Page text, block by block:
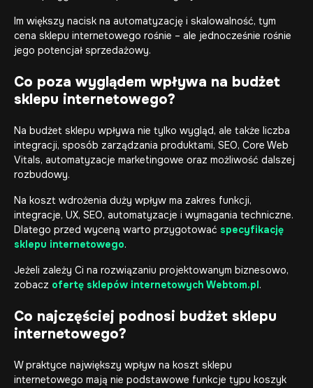
Im większy nacisk na automatyzację i skalowalność, tym
cena sklepu internetowego rośnie – ale jednocześnie rośnie
jego potencjał sprzedażowy.
Co poza wyglądem wpływa na budżet
sklepu internetowego?
Na budżet sklepu wpływa nie tylko wygląd, ale także liczba
integracji, sposób zarządzania produktami, SEO, Core Web
Vitals, automatyzacje marketingowe oraz możliwość dalszej
rozbudowy.
Na koszt wdrożenia duży wpływ ma zakres funkcji,
integracje, UX, SEO, automatyzacje i wymagania techniczne.
Dlatego przed wyceną warto przygotować specyfikację
sklepu internetowego.
Jeżeli zależy Ci na rozwiązaniu projektowanym biznesowo,
zobacz ofertę sklepów internetowych Webtom.pl.
Co najczęściej podnosi budżet sklepu
internetowego?
W praktyce największy wpływ na koszt sklepu
internetowego mają nie podstawowe funkcje typu koszyk